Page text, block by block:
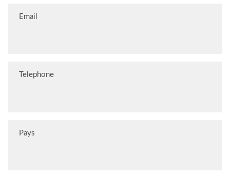
Email
Telephone
Pays